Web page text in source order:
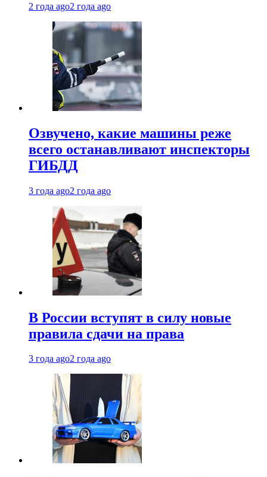
2 года ago2 года ago
Озвучено, какие машины реже
всего останавливают инспекторы
ГИБДД
3 года ago2 года ago
В России вступят в силу новые
правила сдачи на права
3 года ago2 года ago